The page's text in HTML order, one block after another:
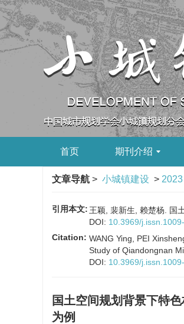
首页 期刊介绍
文章导航 > 小城镇建设 > 2023
引用本文: 王颖, 裴新生, 赖楚杨. 国
DOI: 10.3969/
Citation: WANG Ying, PEI
Study of Qiandongnan
DOI: 10.3969/
国土空间规划背景下特
为例